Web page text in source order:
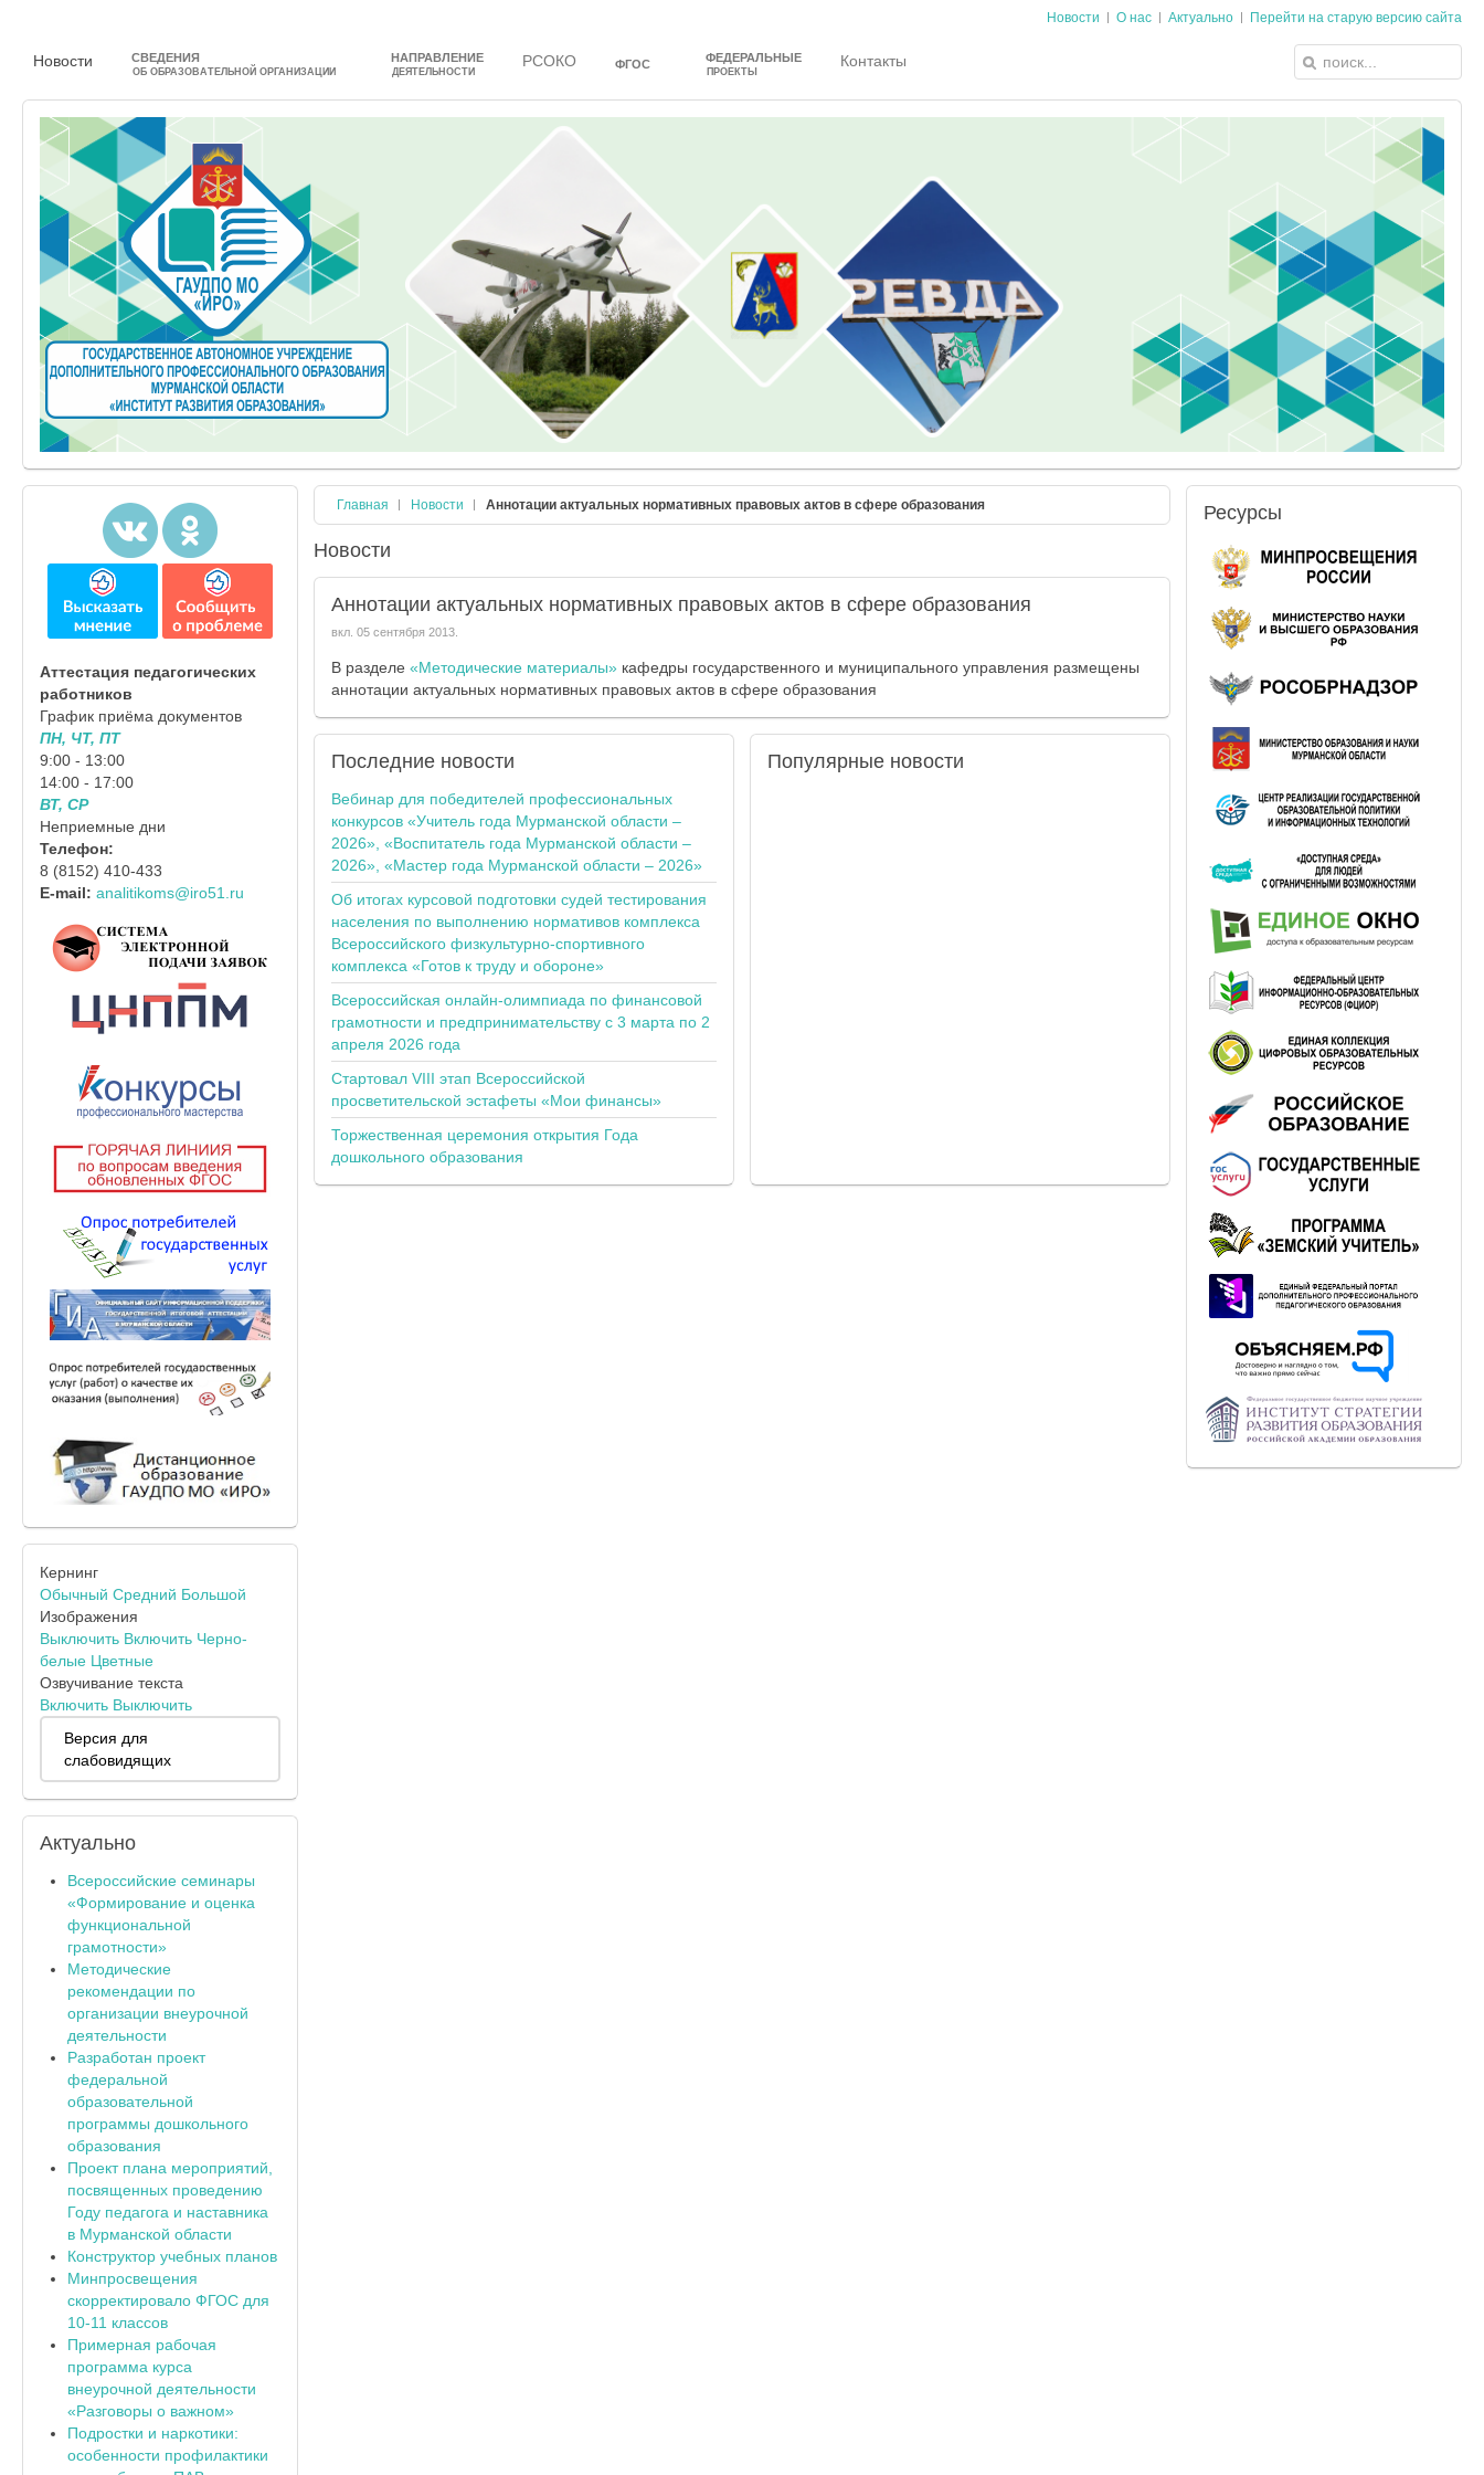
Новости О нас Актуально Перейти на старую версию сайта
Новости СВЕДЕНИЯ
ОБ ОБРАЗОВАТЕЛЬНОЙ ОРГАНИЗАЦИИ
НАПРАВЛЕНИЕ
ДЕЯТЕЛЬНОСТИ
РСОКО ФГОС ФЕДЕРАЛЬНЫЕ
ПРОЕКТЫ
Контакты
Главная Новости Аннотации актуальных нормативных правовых актов в сфере образования
Новости
Аннотации актуальных нормативных правовых актов в сфере образования
вкл. 05 сентября 2013.
В разделе «Методические материалы»кафедры государственного и муниципального управления размещены
аннотации актуальных нормативных правовых актов в сфере образования
Последниеновости
Вебинар для победителей профессиональных
конкурсов «Учитель года Мурманской области –
2026», «Воспитатель года Мурманской области –
2026», «Мастер года Мурманской области – 2026»
Об итогах курсовой подготовки судей тестирования
населения по выполнению нормативов комплекса
Всероссийского физкультурно-спортивного
комплекса «Готов к труду и обороне»
Всероссийская онлайн-олимпиада по финансовой
грамотности и предпринимательству с 3 марта по 2
апреля 2026 года
Стартовал VIII этап Всероссийской
просветительской эстафеты «Мои финансы»
Торжественная церемония открытия Года
дошкольного образования
Популярныеновости
Аттестация педагогических
работников
График приёма документов
ПН, ЧТ, ПТ
9:00 - 13:00
14:00 - 17:00
ВТ, СР
Неприемные дни
Телефон:
8 (8152) 410-433
E-mail: analitikoms@iro51.ru
Кернинг
Обычный Средний Большой
Изображения
Выключить Включить Черно-
белые Цветные
Озвучивание текста
Включить Выключить
Версия для
слабовидящих
Актуально
Всероссийские семинары
«Формирование и оценка
функциональной
грамотности»
Методические
рекомендации по
организации внеурочной
деятельности
Разработан проект
федеральной
образовательной
программы дошкольного
образования
Проект плана мероприятий,
посвященных проведению
Году педагога и наставника
в Мурманской области
Конструктор учебных планов
Минпросвещения
скорректировало ФГОС для
10-11 классов
Примерная рабочая
программа курса
внеурочной деятельности
«Разговоры о важном»
Подростки и наркотики:
особенности профилактики
Ресурсы